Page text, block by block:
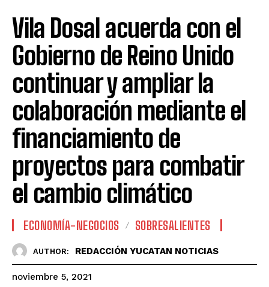
Vila Dosal acuerda con el
Gobierno de Reino Unido
continuar y ampliar la
colaboración mediante el
financiamiento de
proyectos para combatir
el cambio climático
ECONOMÍA-NEGOCIOS SOBRESALIENTES
AUTHOR: REDACCIÓN YUCATAN NOTICIAS
noviembre 5, 2021